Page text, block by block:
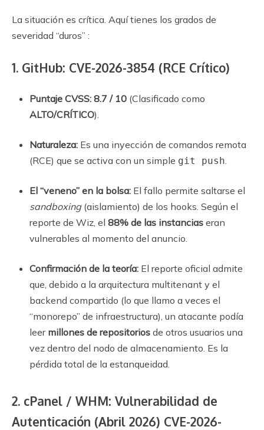
La situación es crítica. Aquí tienes los grados de
severidad “duros” :
1. GitHub: CVE-2026-3854 (RCE Crítico)
Puntaje CVSS: 8.7 / 10 (Clasificado como
ALTO/CRÍTICO).
Naturaleza: Es una inyección de comandos remota
(RCE) que se activa con un simple git push
El “veneno” en la bolsa: El fallo permite saltarse el
sandboxing(aislamiento) de los hooks. Según el
reporte de Wiz, el 88% de las instancias eran
vulnerables al momento del anuncio.
Confirmación de la teoría: El reporte oficial admite
que, debido a la arquitectura multitenant y el
backend compartido (lo que llamo a veces el
“monorepo” de infraestructura), un atacante podía
leer millones de repositorios de otros usuarios una
vez dentro del nodo de almacenamiento. Es la
pérdida total de la estanqueidad.
2. cPanel / WHM: Vulnerabilidad de
Autenticación (Abril 2026) CVE-2026-